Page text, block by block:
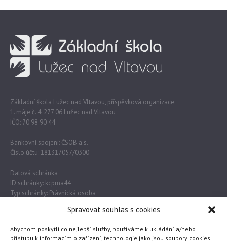
Spravovat souhlas s cookies
Abychom poskytli co nejlepší služby, používáme k ukládání a/nebo
přístupu k informacím o zařízení, technologie jako jsou soubory cookies.
Základní škola Lužec nad Vltavou, příspěvková organizace
1. máje č. 4, 277 06 Lužec nad Vltavou
IČO: 70 98 90 44
Bankovní spojení: ČSOB a.s.
Číslo účtu: 181317057/0300
Datová schránka
ID schránky: kcpma44
Typ schránky: Právnická osoba